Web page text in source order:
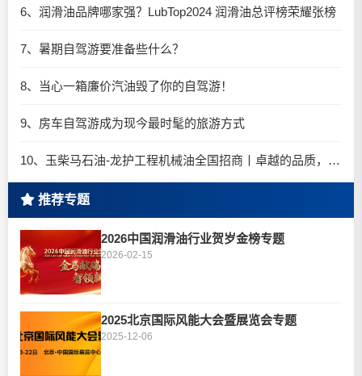
6、润滑油品牌哪家强？LubTop2024 润滑油总评榜荣耀张榜
7、暑期自驾游要准备些什么？
8、当心一箱廉价汽油毁了你的自驾游！
9、房车自驾游成为现今最时髦的旅游方式
10、玉柴马石油-龙护工程机械油全国招商丨卓越的品质，专业的品牌！
推荐专题
2026中国润滑油行业贺岁金榜专题
2026-02-15
2025北京国际风能大会暨展览会专题
2025-12-06